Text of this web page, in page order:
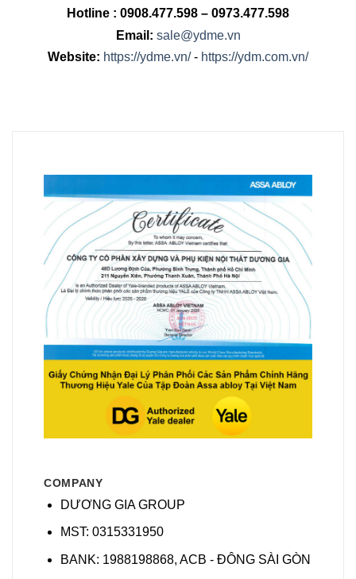
Hotline : 0908.477.598 – 0973.477.598
Email: sale@ydme.vn
Website: https://ydme.vn/- https://ydm.com.vn/
COMPANY
DƯƠNG GIA GROUP
MST: 0315331950
BANK: 1988198868, ACB - ĐÔNG SÀI GÒN